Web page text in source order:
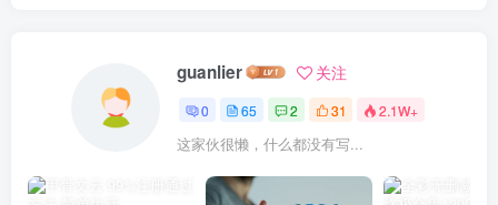
guanlier 关注
0 65 2 31 2.1W+
这家伙很懒，什么都没有写...